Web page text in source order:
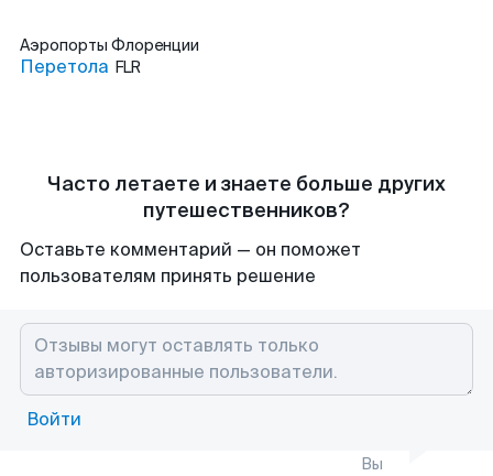
Аэропорты Флоренции
Перетола FLR
Часто летаете и знаете больше других
путешественников?
Оставьте комментарий — он поможет
пользователям принять решение
Войти
Вы